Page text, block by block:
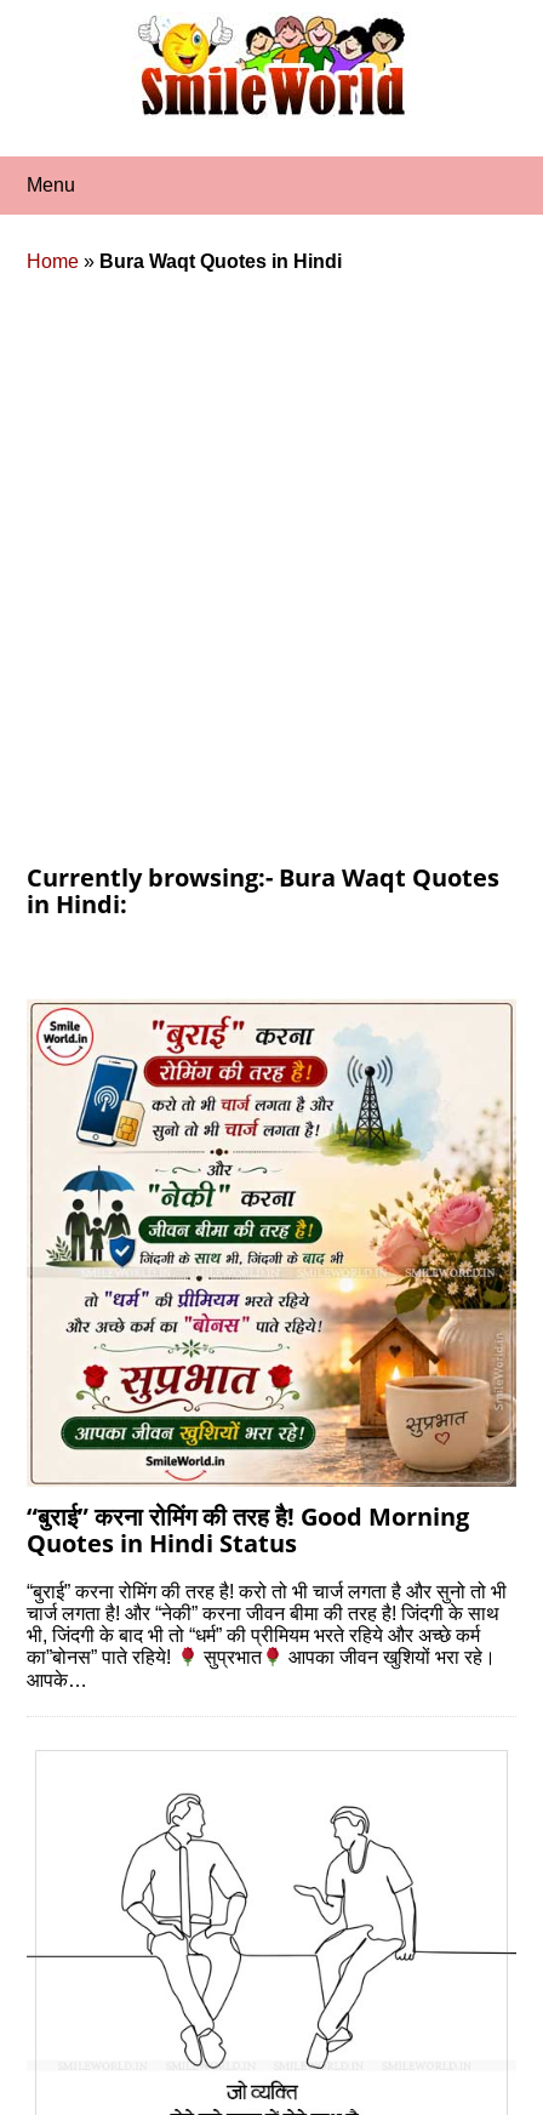
Menu
Home » Bura Waqt Quotes in Hindi
Currently browsing:- Bura Waqt Quotes
in Hindi:
“बुराई” करना रोमिंग की तरह है! Good Morning
Quotes in Hindi Status
“बुराई” करना रोमिंग की तरह है! करो तो भी चार्ज लगता है और सुनो तो भी
चार्ज लगता है! और “नेकी” करना जीवन बीमा की तरह है! जिंदगी के साथ
भी, जिंदगी के बाद भी तो “धर्म” की प्रीमियम भरते रहिये और अच्छे कर्म
का”बोनस” पाते रहिये!
सुप्रभात
आपका जीवन खुशियों भरा रहे।
आपके…